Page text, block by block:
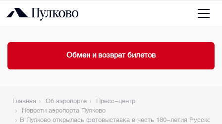
Обмен и возврат билетов
Главная Об аэропорте
Пресс-центр
Новости аэропорта Пулково
В Пулково открылась фотовыставка в честь 180-летия Русского